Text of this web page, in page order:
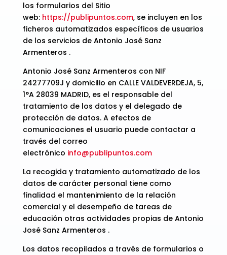
los formularios del Sitio
web: https://publipuntos.com, se incluyen en los
ficheros automatizados específicos de usuarios
de los servicios de Antonio José Sanz
Armenteros .
Antonio José Sanz Armenteros con NIF
24277709J y domicilio en CALLE VALDEVERDEJA, 5,
1°A 28039 MADRID, es el responsable del
tratamiento de los datos y el delegado de
protección de datos. A efectos de
comunicaciones el usuario puede contactar a
través del correo
electrónico info@publipuntos.com
La recogida y tratamiento automatizado de los
datos de carácter personal tiene como
finalidad el mantenimiento de la relación
comercial y el desempeño de tareas de
educación otras actividades propias de Antonio
José Sanz Armenteros .
Los datos recopilados a través de formularios o